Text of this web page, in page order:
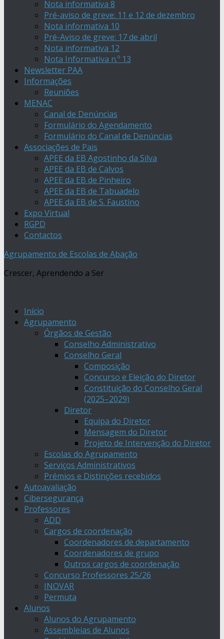
Nota informativa 8
Pré-aviso de greve: 11 e 12 de dezembro
Nota informativa 10
Pré-Aviso de greve: 17 de abril
Nota informativa 12
Nota Informativa n.º 13
Newsletter PAA
Informações
Reuniões
MENAC
Canal de Denúncias
Formulário do Agendamento
Formulário do Canal de Denúncias
Associações de Pais
APEE da EB Agostinho da Silva
APEE da EB de Calvos
APEE da EB de Pinheiro
APEE da EB de Tabuadelo
APEE da EB de S. Faustino
Expo Virtual
RGPD
Contactos
Agrupamento de Escolas de Abação
Crescer, Aprendendo a Ser
Início
Agrupamento
Órgãos de Gestão
Conselho Administrativo
Conselho Geral
Composição
Concurso e Eleição do Diretor
Constituição do Conselho Geral
(2025–2029)
Diretor
Equipa do Diretor
Mensagem do Diretor
Projeto de Intervenção do Diretor
Escolas do Agrupamento
Serviços Administrativos
Prémios e Distinções recebidos
Autoavaliação
Cibersegurança
Professores
ADD
Cargos de coordenação
Coordenadores de departamento
Coordenadores de grupo
Outros cargos de coordenação
Concurso Professores 25/26
INOVAR
Permuta
Alunos
Alunos do Agrupamento
Assembleias de Alunos